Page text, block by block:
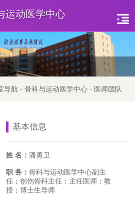
运动医学中心
导航 - 骨科与运动医学中心 - 医师团队
基本信息
姓 名： 潘勇卫
职 务： 骨科与运动医学中心副主
任；创伤骨科主任；主任医师；教
授；博士生导师